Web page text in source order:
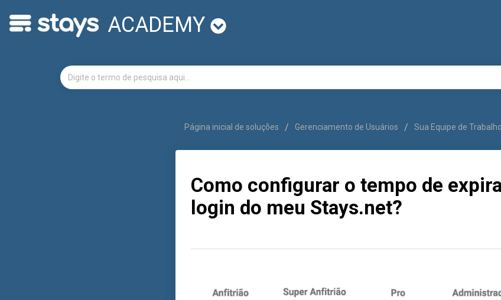
ACADEMY
Página inicial de soluções Gerenciamento de Usuários Sua Equipe de Trabalho
Como configurar o tempo de
login do meu Stays.net?